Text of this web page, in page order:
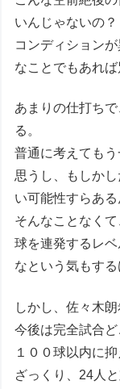
いんじゃないの？
コンディション
なことでもあれば
あまりの仕打ち
る。
普通に考えても
思うし、もしか
い可能性すらある
そんなことなく
球を連発するレ
なという気もする
しかし、佐々木
今後は完全試合
１００球以内に
ざっくり、24人